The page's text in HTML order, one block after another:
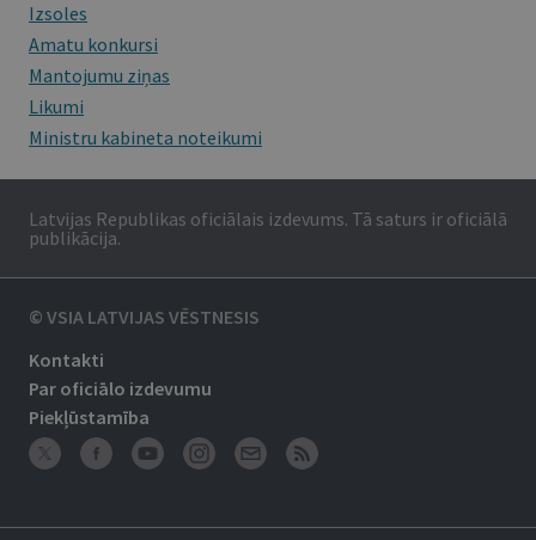
Izsoles
Amatu konkursi
Mantojumu ziņas
Likumi
Ministru kabineta noteikumi
Latvijas Republikas oficiālais izdevums. Tā saturs ir oficiālā
publikācija.
© VSIA LATVIJAS VĒSTNESIS
Kontakti
Par oficiālo izdevumu
Piekļūstamība